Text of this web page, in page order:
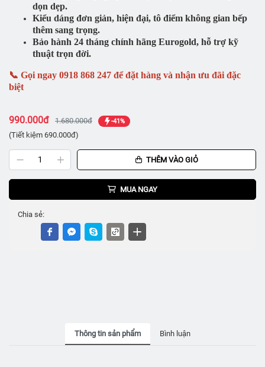
dọn dẹp.
Kiểu dáng đơn giản, hiện đại, tô điểm không gian bếp
thêm sang trọng.
Bảo hành 24 tháng chính hãng Eurogold, hỗ trợ kỹ
thuật trọn đời.
📞 Gọi ngay 0918 868 247 để đặt hàng và nhận ưu đãi đặc
biệt
990.000đ 1.680.000đ -41%
(Tiết kiệm 690.000đ)
THÊM VÀO GIỎ
MUA NGAY
Chia sẻ:
Thông tin sản phẩm Bình luận